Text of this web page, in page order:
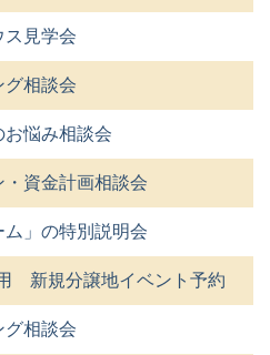
ス見学会
グ相談会
お悩み相談会
・資金計画相談会
ム」の特別説明会
新規分譲地イベント予約
グ相談会